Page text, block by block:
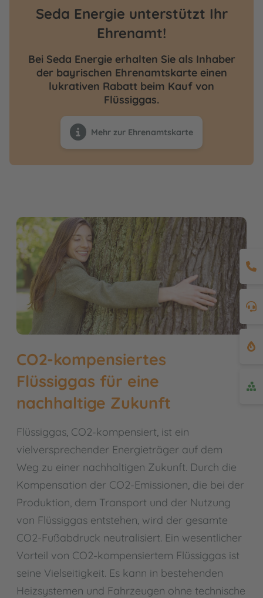
Seda Energie unterstützt Ihr
Ehrenamt!
Bei Seda Energie erhalten Sie als Inhaber
der bayrischen Ehrenamtskarte einen
lukrativen Rabatt beim Kauf von
Flüssiggas.
Mehr zur Ehrenamtskarte
CO2-kompensiertes
Flüssiggas für eine
nachhaltige Zukunft
Flüssiggas, CO2-kompensiert, ist ein
vielversprechender Energieträger auf dem
Weg zu einer nachhaltigen Zukunft. Durch die
Kompensation der CO2-Emissionen, die bei der
Produktion, dem Transport und der Nutzung
von Flüssiggas entstehen, wird der gesamte
CO2-Fußabdruck neutralisiert. Ein wesentlicher
Vorteil von CO2-kompensiertem Flüssiggas ist
seine Vielseitigkeit. Es kann in bestehenden
Heizsystemen und Fahrzeugen ohne technische